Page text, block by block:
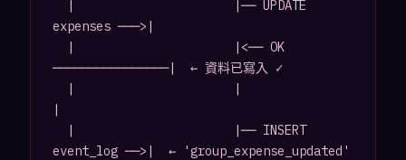
expenses ───>|
────────────────|  ← 資料已寫入 ✓
|
event_log ──>|  ← 'group_expense_updated'